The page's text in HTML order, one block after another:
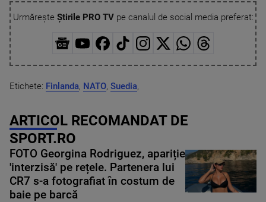
Urmărește Știrile PRO TVpe canalul de social media preferat:
Etichete: Finlanda, NATO, Suedia,
ARTICOL RECOMANDAT DE
SPORT.RO
FOTO Georgina Rodriguez, apariție
'interzisă' pe rețele. Partenera lui
CR7 s-a fotografiat în costum de
baie pe barcă